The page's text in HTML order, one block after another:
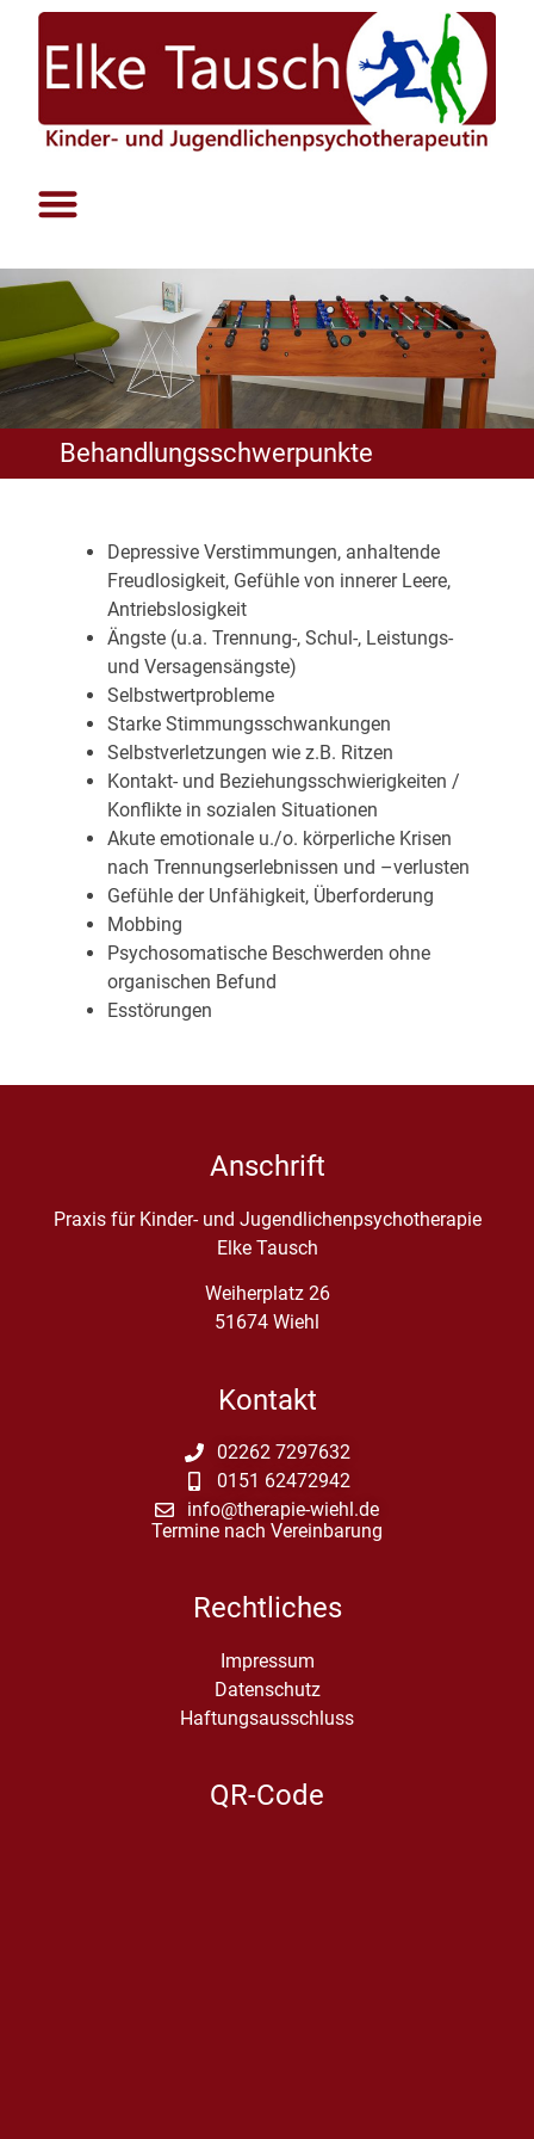
Behandlungsschwerpunkte
Depressive Verstimmungen, anhaltende
Freudlosigkeit, Gefühle von innerer Leere,
Antriebslosigkeit
Ängste (u.a. Trennung-, Schul-, Leistungs-
und Versagensängste)
Selbstwertprobleme
Starke Stimmungsschwankungen
Selbstverletzungen wie z.B. Ritzen
Kontakt- und Beziehungsschwierigkeiten /
Konflikte in sozialen Situationen
Akute emotionale u./o. körperliche Krisen
nach Trennungserlebnissen und –verlusten
Gefühle der Unfähigkeit, Überforderung
Mobbing
Psychosomatische Beschwerden ohne
organischen Befund
Esstörungen
Anschrift
Praxis für Kinder- und Jugendlichenpsychotherapie
Elke Tausch
Weiherplatz 26
51674 Wiehl
Kontakt
02262 7297632
0151 62472942
info@therapie-wiehl.de
Termine nach Vereinbarung
Rechtliches
Impressum
Datenschutz
Haftungsausschluss
QR-Code